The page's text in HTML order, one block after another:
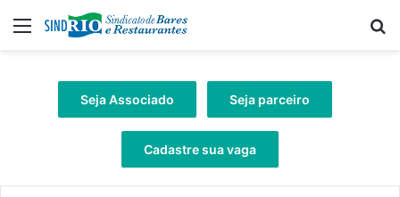
Menu
Seja Associado Seja parceiro
Cadastre sua vaga